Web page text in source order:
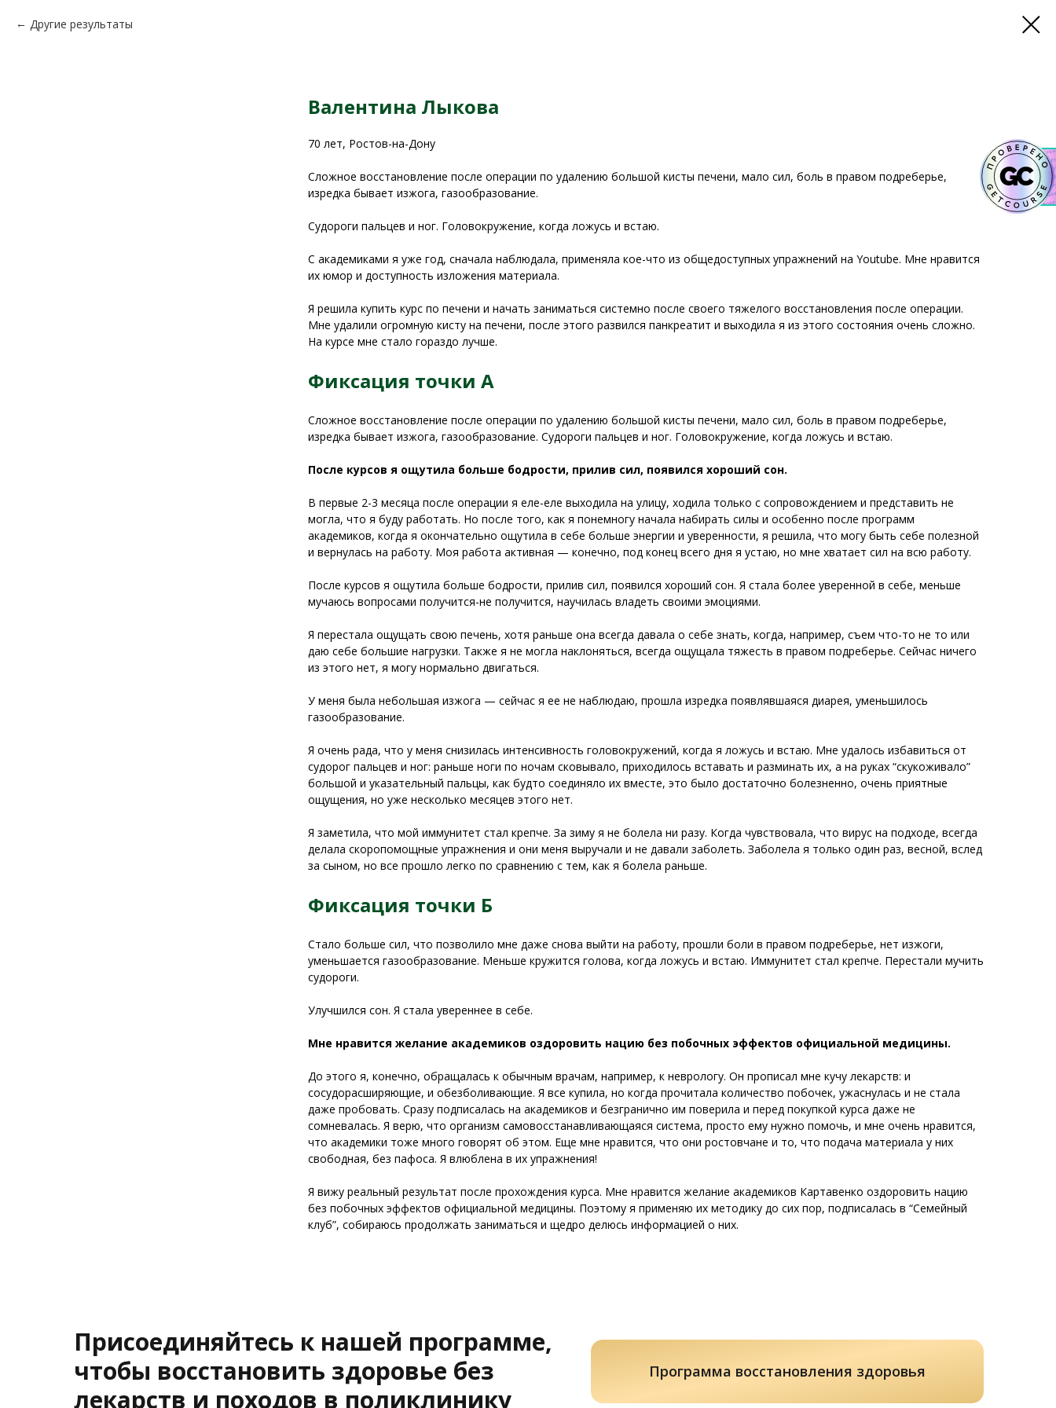
Другие результаты
Валентина Лыкова
70 лет, Ростов-на-Дону
Сложное восстановление после операции по удалению большой кисты печени, мало сил, боль в правом подреберье,
изредка бывает изжога, газообразование.
Судороги пальцев и ног. Головокружение, когда ложусь и встаю.
С академиками я уже год, сначала наблюдала, применяла кое-что из общедоступных упражнений на Youtube. Мне нравится
их юмор и доступность изложения материала.
Я решила купить курс по печени и начать заниматься системно после своего тяжелого восстановления после операции.
Мне удалили огромную кисту на печени, после этого развился панкреатит и выходила я из этого состояния очень сложно.
На курсе мне стало гораздо лучше.
Фиксация точки А
Сложное восстановление после операции по удалению большой кисты печени, мало сил, боль в правом подреберье,
изредка бывает изжога, газообразование. Судороги пальцев и ног. Головокружение, когда ложусь и встаю.
После курсов я ощутила больше бодрости, прилив сил, появился хороший сон.
В первые 2-3 месяца после операции я еле-еле выходила на улицу, ходила только с сопровождением и представить не
могла, что я буду работать. Но после того, как я понемногу начала набирать силы и особенно после программ
академиков, когда я окончательно ощутила в себе больше энергии и уверенности, я решила, что могу быть себе полезной
и вернулась на работу. Моя работа активная — конечно, под конец всего дня я устаю, но мне хватает сил на всю работу.
После курсов я ощутила больше бодрости, прилив сил, появился хороший сон. Я стала более уверенной в себе, меньше
мучаюсь вопросами получится-не получится, научилась владеть своими эмоциями.
Я перестала ощущать свою печень, хотя раньше она всегда давала о себе знать, когда, например, съем что-то не то или
даю себе большие нагрузки. Также я не могла наклоняться, всегда ощущала тяжесть в правом подреберье. Сейчас ничего
из этого нет, я могу нормально двигаться.
У меня была небольшая изжога — сейчас я ее не наблюдаю, прошла изредка появлявшаяся диарея, уменьшилось
газообразование.
Я очень рада, что у меня снизилась интенсивность головокружений, когда я ложусь и встаю. Мне удалось избавиться от
судорог пальцев и ног: раньше ноги по ночам сковывало, приходилось вставать и разминать их, а на руках “скукоживало”
большой и указательный пальцы, как будто соединяло их вместе, это было достаточно болезненно, очень приятные
ощущения, но уже несколько месяцев этого нет.
Я заметила, что мой иммунитет стал крепче. За зиму я не болела ни разу. Когда чувствовала, что вирус на подходе, всегда
делала скоропомощные упражнения и они меня выручали и не давали заболеть. Заболела я только один раз, весной, вслед
за сыном, но все прошло легко по сравнению с тем, как я болела раньше.
Фиксация точки Б
Стало больше сил, что позволило мне даже снова выйти на работу, прошли боли в правом подреберье, нет изжоги,
уменьшается газообразование. Меньше кружится голова, когда ложусь и встаю. Иммунитет стал крепче. Перестали мучить
судороги.
Улучшился сон. Я стала увереннее в себе.
Мне нравится желание академиков оздоровить нацию без побочных эффектов официальной медицины.
До этого я, конечно, обращалась к обычным врачам, например, к неврологу. Он прописал мне кучу лекарств: и
сосудорасширяющие, и обезболивающие. Я все купила, но когда прочитала количество побочек, ужаснулась и не стала
даже пробовать. Сразу подписалась на академиков и безгранично им поверила и перед покупкой курса даже не
сомневалась. Я верю, что организм самовосстанавливающаяся система, просто ему нужно помочь, и мне очень нравится,
что академики тоже много говорят об этом. Еще мне нравится, что они ростовчане и то, что подача материала у них
свободная, без пафоса. Я влюблена в их упражнения!
Я вижу реальный результат после прохождения курса. Мне нравится желание академиков Картавенко оздоровить нацию
без побочных эффектов официальной медицины. Поэтому я применяю их методику до сих пор, подписалась в “Семейный
клуб”, собираюсь продолжать заниматься и щедро делюсь информацией о них.
Присоединяйтесь к нашей программе,
чтобы восстановить здоровье без
лекарств и походов в поликлинику
Программа восстановления здоровья